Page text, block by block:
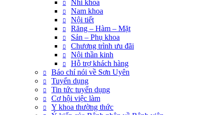
Nhi khoa
Nam khoa
Nội tiết
Răng – Hàm – Mặt
Sản – Phụ khoa
Chương trình ưu đãi
Nội thần kinh
Hỗ trợ khách hàng
Báo chí nói về Sơn Uyên
Tuyển dụng
Tin tức tuyển dụng
Cơ hội việc làm
Y khoa thường thức